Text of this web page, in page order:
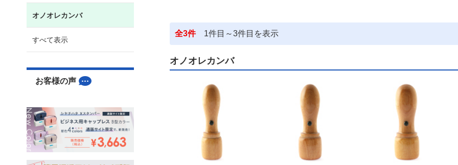
オノオレカンバ
すべて表示
お客様の声
全3件 1件目～3件目を表示
オノオレカンバ